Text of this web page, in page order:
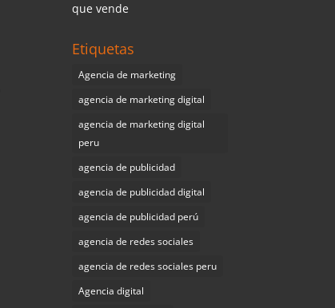
que vende
Etiquetas
Agencia de marketing
agencia de marketing digital
agencia de marketing digital
peru
agencia de publicidad
agencia de publicidad digital
agencia de publicidad perú
agencia de redes sociales
agencia de redes sociales peru
Agencia digital